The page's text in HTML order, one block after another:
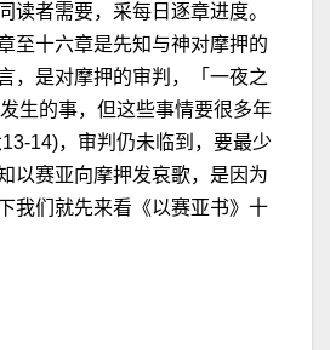
读者需要，采每日逐章进度。
至十六章是先知与神对摩押的
，是对摩押的审判，「一夜之
生的事，但这些事情要很多年
14)，审判仍未临到，要最少
以赛亚向摩押发哀歌，是因为
我们就先来看《以赛亚书》十